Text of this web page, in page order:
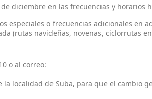
diciembre en las frecuencias y horarios
especiales o frecuencias adicionales en
(rutas navideñas, novenas, ciclorrutas
o al correo:
localidad de Suba, para que el cambio